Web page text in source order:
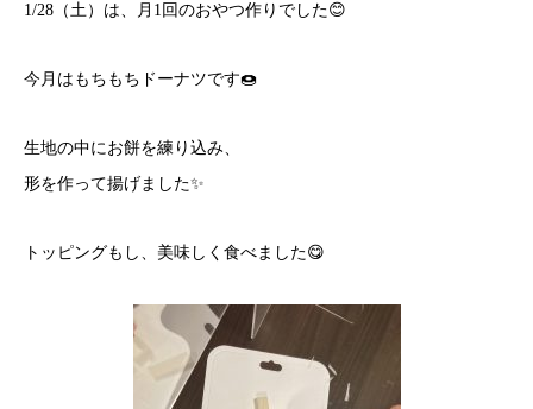
1/28（土）は、月1回のおやつ作りでした😊
今月はもちもちドーナツです🍩
生地の中にお餅を練り込み、
形を作って揚げました✨
トッピングもし、美味しく食べました😋